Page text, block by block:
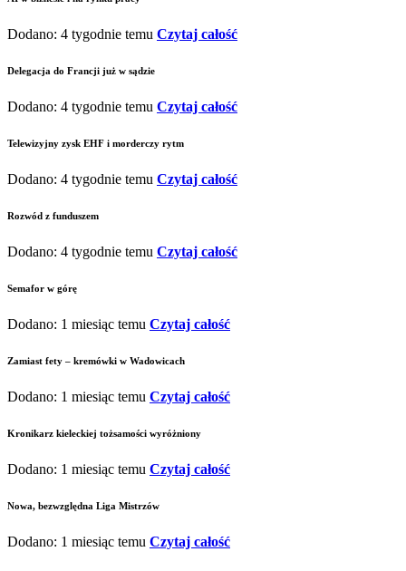
Dodano: 4 tygodnie temu Czytaj całość
Delegacja do Francji już w sądzie
Dodano: 4 tygodnie temu Czytaj całość
Telewizyjny zysk EHF i morderczy rytm
Dodano: 4 tygodnie temu Czytaj całość
Rozwód z funduszem
Dodano: 4 tygodnie temu Czytaj całość
Semafor w górę
Dodano: 1 miesiąc temu Czytaj całość
Zamiast fety – kremówki w Wadowicach
Dodano: 1 miesiąc temu Czytaj całość
Kronikarz kieleckiej tożsamości wyróżniony
Dodano: 1 miesiąc temu Czytaj całość
Nowa, bezwzględna Liga Mistrzów
Dodano: 1 miesiąc temu Czytaj całość